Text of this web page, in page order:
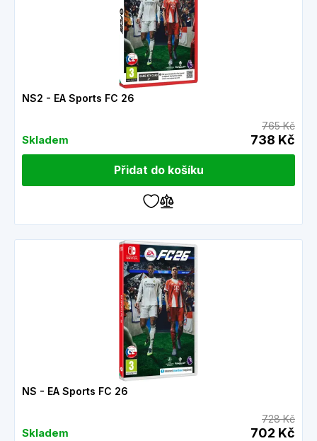
NS2 - EA Sports FC 26
Skladem
765 Kč
738 Kč
Přidat do košíku
NS - EA Sports FC 26
Skladem
728 Kč
702 Kč